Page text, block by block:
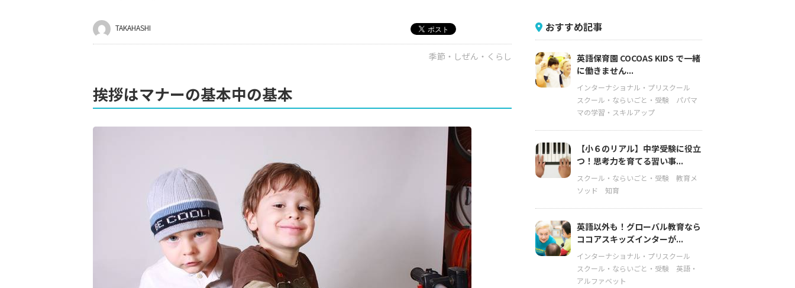
TAKAHASHI
季節・しぜん・くらし
挨拶はマナーの基本中の基本
おすすめ記事
英語保育園 COCOAS KIDS で一緒
に働きません...
インターナショナル・プリスクール
スクール・ならいごと・受験
パパマ
マの学習・スキルアップ
【小６のリアル】中学受験に役立
つ！思考力を育てる習い事...
スクール・ならいごと・受験
教育メ
ソッド
知育
英語以外も！グローバル教育なら
ココアスキッズインターが...
インターナショナル・プリスクール
スクール・ならいごと・受験
英語・
アルファベット